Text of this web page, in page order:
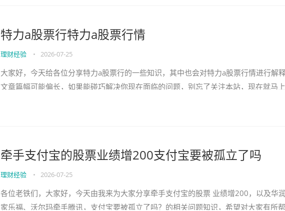
特力a股票行特力a股票行情
理财经验 • 2026-07-25
大家好，今天给各位分享特力a股票行的一些知识，其中也会对特力a股票行情进行解释
文章篇幅可能偏长，如果能碰巧解决你现在面临的问题，别忘了关注本站，现在就马
牵手支付宝的股票业绩增200支付宝要被孤立了吗
理财经验 • 2026-07-25
各位老铁们，大家好，今天由我来为大家分享牵手支付宝的股票 业绩增200，以及华润
家乐福、沃尔玛牵手腾讯，支付宝要被孤立了吗？的相关问题知识，希望对大家有所帮